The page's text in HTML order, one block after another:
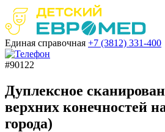
Единая справочная +7 (3812) 331-400
#90122
Дуплексное
верхних конечностей
города)